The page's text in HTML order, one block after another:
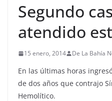
Segundo
atendido
15 enero, 2014 De La Bahía
En las últimas horas
de dos años que contrajo
Hemolítico.